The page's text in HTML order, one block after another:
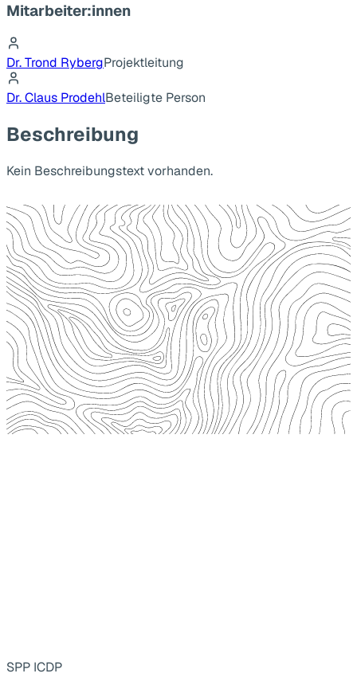
Mitarbeiter:innen
Dr. Trond RybergProjektleitung
Dr. Claus ProdehlBeteiligte Person
Beschreibung
Kein Beschreibungstext vorhanden.
SPP ICDP